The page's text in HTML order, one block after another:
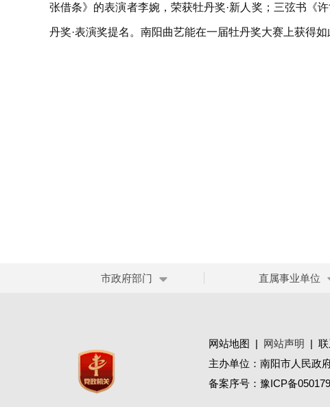
张借条》的表演者李婉，荣获牡丹奖·新人奖；三弦书《
丹奖·表演奖提名。南阳曲艺能在一届牡丹奖大赛上获得
市政府部门 直属事业单位
网站地图 | 网站声明 |
主办单位：南阳市人民
备案序号： 豫ICP备